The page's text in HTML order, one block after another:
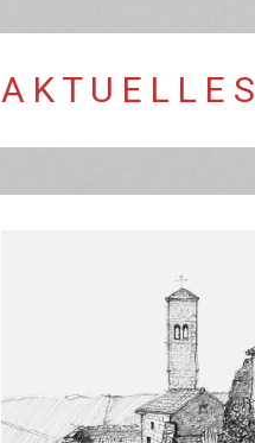
A K T U E L L E S